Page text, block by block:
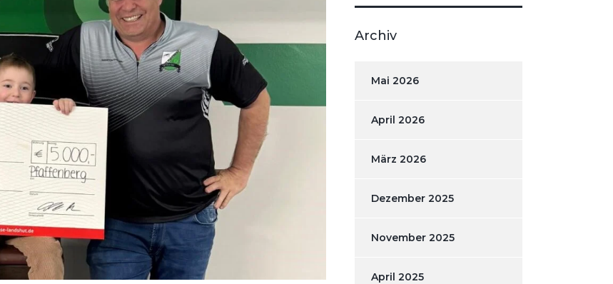
Archiv
Mai 2026
April 2026
März 2026
Dezember 2025
November 2025
April 2025